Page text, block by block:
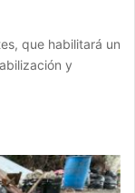
que habilitará un
y